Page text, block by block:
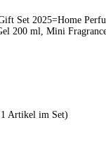
Set 2025=Home
200 ml, Mini
Artikel im Set)